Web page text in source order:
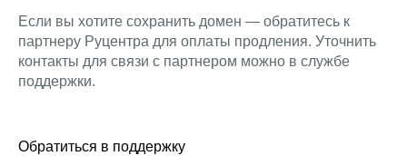
Если вы хотите сохранить домен — обратитесь к
партнеру Руцентра для оплаты продления. Уточнить
контакты для связи с партнером можно в службе
поддержки.
Обратиться в поддержку